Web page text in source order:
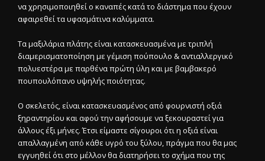
να χρησιμοποιηθεί ο καναπές κατά το διάστημα που έχουν
αφαιρεθεί τα υφασμάτινα καλύμματα.
Τα μαξιλάρια πλάτης είναι κατασκευασμένα με τριπλή
διαμερισματοποίηση με γέμιση πούπουλο & αντιαλλεργικό
πολυεστέρα με παρθένα πρώτη ύλη και με βαμβακερό
πουπουλόπανο υψηλής ποιότητας.
Ο σκελετός, είναι κατασκευασμένος από φουρνιστή οξιά
ξηραντηρίου και αφού την αφήσουμε να ξεκουραστεί για
άλλους έξι μήνες. Έτσι είμαστε σίγουροι ότι η οξιά είναι
απαλλαγμένη από κάθε υγρό του ξύλου, πράγμα που θα μας
εγγυηθεί ότι στο μέλλον θα διατηρήσει το σχήμα που της